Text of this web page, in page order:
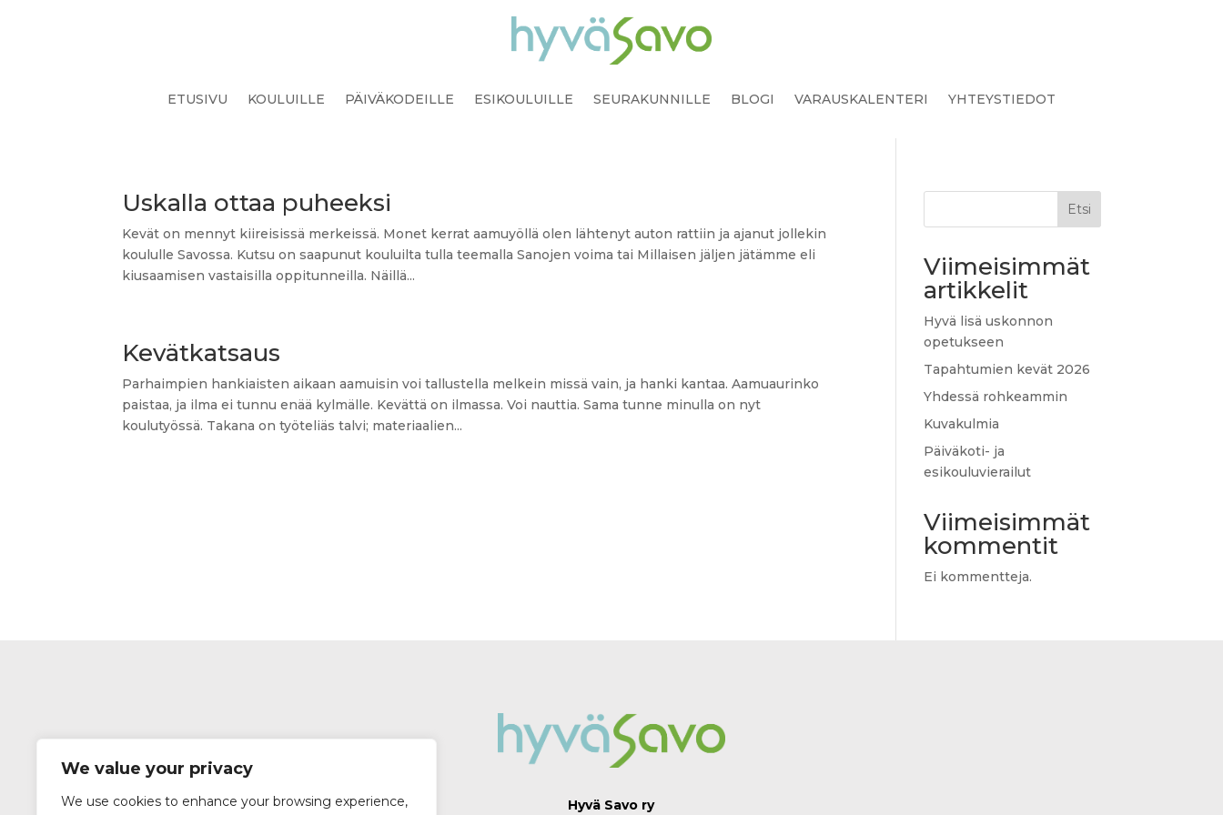
We value your privacy
We use cookies to enhance your browsing experience,
ETUSIVU KOULUILLE PÄIVÄKODEILLE ESIKOULUILLE SEURAKUNNILLE BLOGI VARAUSKALENTERI YHTEYSTIEDOT
Uskalla ottaa puheeksi
Kevät on mennyt kiireisissä merkeissä. Monet kerrat aamuyöllä olen lähtenyt auton rattiin ja ajanut jollekin
koululle Savossa. Kutsu on saapunut kouluilta tulla teemalla Sanojen voima tai Millaisen jäljen jätämme eli
kiusaamisen vastaisilla oppitunneilla. Näillä...
Kevätkatsaus
Parhaimpien hankiaisten aikaan aamuisin voi tallustella melkein missä vain, ja hanki kantaa. Aamuaurinko
paistaa, ja ilma ei tunnu enää kylmälle. Kevättä on ilmassa. Voi nauttia. Sama tunne minulla on nyt
koulutyössä. Takana on työteliäs talvi; materiaalien...
Etsi
Viimeisimmät
artikkelit
Hyvä lisä uskonnon
opetukseen
Tapahtumien kevät 2026
Yhdessä rohkeammin
Kuvakulmia
Päiväkoti- ja
esikouluvierailut
Viimeisimmät
kommentit
Ei kommentteja.
Hyvä Savo ry